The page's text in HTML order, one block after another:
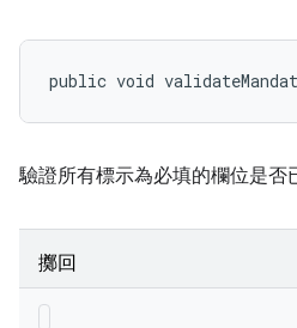
public void
驗證所有標示為必填的欄位是否
擲回